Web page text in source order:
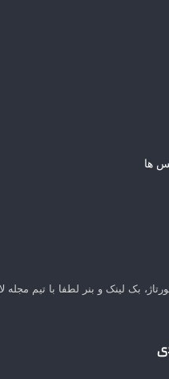
ها
بک لینک و بنر لطفا با تیم مجله